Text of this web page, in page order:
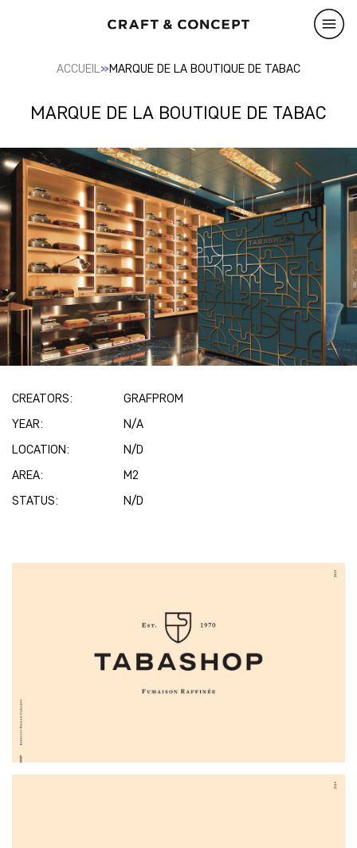
ACCUEIL»MARQUE DE LA BOUTIQUE DE TABAC
MARQUE DE LA BOUTIQUE DE TABAC
CREATORS:
GRAFPROM
YEAR:
N/A
LOCATION:
N/D
AREA:
M2
STATUS:
N/D